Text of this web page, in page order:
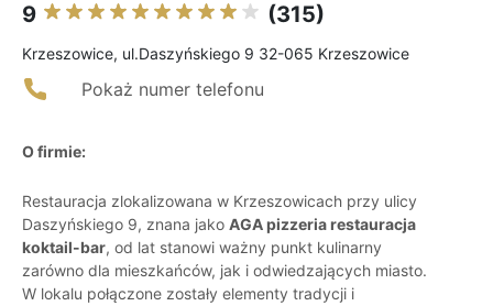
9 (315)
Krzeszowice, ul.Daszyńskiego 9 32-065 Krzeszowice
Pokaż numer telefonu
O firmie:
Restauracja zlokalizowana w Krzeszowicach przy ulicy
Daszyńskiego 9, znana jako AGA pizzeria restauracja
koktail-bar, od lat stanowi ważny punkt kulinarny
zarówno dla mieszkańców, jak i odwiedzających miasto.
W lokalu połączone zostały elementy tradycji i